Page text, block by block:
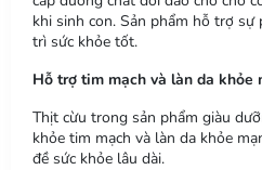
khi sinh con. Sản phẩm hỗ trợ
trì sức khỏe tốt.
Hỗ trợ tim mạch và làn da khỏe
Thịt cừu trong sản phẩm giàu
khỏe tim mạch và làn da khỏe
đề sức khỏe lâu dài.